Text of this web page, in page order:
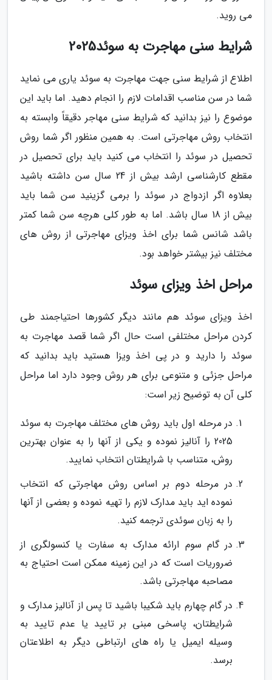
می روید.
شرایط سنی مهاجرت به سوئد2025
اطلاع از شرایط سنی جهت مهاجرت به سوئد یاری می نماید
شما در سن مناسب اقدامات لازم را انجام دهید. اما باید این
موضوع را نیز بدانید که شرایط سنی مهاجر دقیقاً وابسته به
انتخاب روش مهاجرتی است. به همین منظور اگر شما روش
تحصیل در سوئد را انتخاب می کنید باید برای تحصیل در
مقطع کارشناسی ارشد بیش از 24 سال سن داشته باشید
بعلاوه اگر ازدواج در سوئد را برمی گزینید سن شما باید
بیش از 18 سال باشد. اما به طور کلی هرچه سن شما کمتر
باشد شانس شما برای اخذ ویزای مهاجرتی از روش های
مختلف نیز بیشتر خواهد بود.
مراحل اخذ ویزای سوئد
اخذ ویزای سوئد هم مانند دیگر کشورها احتیاجمند طی
کردن مراحل مختلفی است حال اگر شما قصد مهاجرت به
سوئد را دارید و در پی اخذ ویزا هستید باید بدانید که
مراحل جزئی و متنوعی برای هر روش وجود دارد اما مراحل
کلی آن به توضیح زیر است:
در مرحله اول باید روش های مختلف مهاجرت به سوئد
2025 را آنالیز نموده و یکی از آنها را به عنوان بهترین
روش، متناسب با شرایطتان انتخاب نمایید.
در مرحله دوم بر اساس روش مهاجرتی که انتخاب
نموده اید باید مدارک لازم را تهیه نموده و بعضی از آنها
را به زبان سوئدی ترجمه کنید.
در گام سوم ارائه مدارک به سفارت یا کنسولگری از
ضروریات است که در این زمینه ممکن است احتیاج به
مصاحبه مهاجرتی باشد.
در گام چهارم باید شکیبا باشید تا پس از آنالیز مدارک و
شرایطتان، پاسخی مبنی بر تایید یا عدم تایید به
وسیله ایمیل یا راه های ارتباطی دیگر به اطلاعتان
برسد.